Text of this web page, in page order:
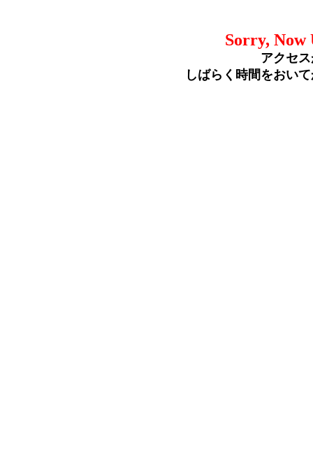
Sorry, Now
アクセ
しばらく時間をおい